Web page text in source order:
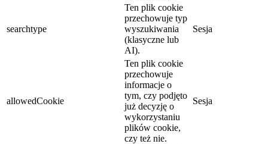
searchtype
Ten plik cookie
przechowuje typ
wyszukiwania
(klasyczne lub
AI).
Sesja
allowedCookie
Ten plik cookie
przechowuje
informacje o
tym, czy podjęto
już decyzję o
wykorzystaniu
plików cookie,
czy też nie.
Sesja